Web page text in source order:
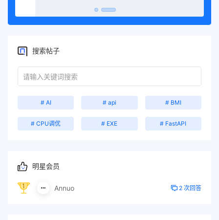
搜索帖子
# AI # api # BMI
# CPU调优 # EXE # FastAPI
明星会员
Annuo 2 次回答